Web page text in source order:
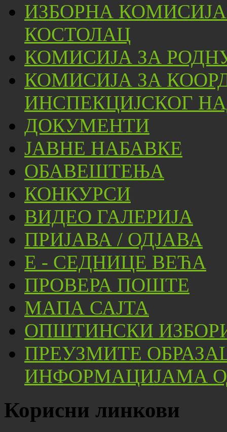
ИЗБОРНА
КОСТОЛАЦ
КОМИСИЈА ЗА
КОМИСИЈА ЗА
ИНСПЕКЦИЈСКОГ
ДОКУМЕНТИ
ЈАВНЕ НАБАВКЕ
ОБАВЕШТЕЊА
КОНКУРСИ
ВИДЕО ГАЛЕРИЈА
ПРИЈАВА / ОДЈАВА
Е - СЕДНИЦЕ ВЕЋА
ПРОВЕРА ПОШТЕ
МАПА САЈТА
ОПШТИНСКИ
ПРЕУЗМИТЕ
ИНФОРМАЦИЈАМА
Корисни линкови